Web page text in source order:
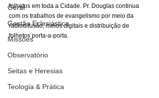
Geral
Gestão Eclesiástica
Missões
Observatório
Seitas e Heresias
Teologia & Prática
folhetos em toda a Cidade. Pr. Douglas continua
com os trabalhos de evangelismo por meio da
radiodifusão, meios digitais e distribuição de
folhetos porta-a-porta.